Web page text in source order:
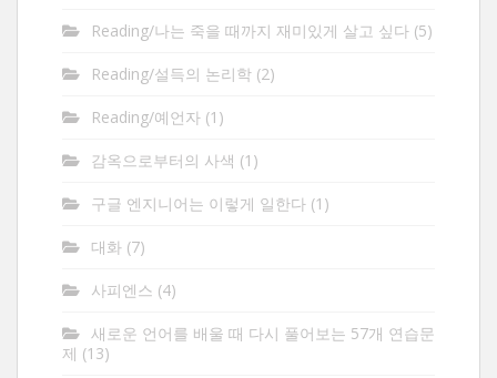
Reading/나는 죽을 때까지 재미있게 살고 싶다 (5)
Reading/설득의 논리학 (2)
Reading/예언자 (1)
감옥으로부터의 사색 (1)
구글 엔지니어는 이렇게 일한다 (1)
대화 (7)
사피엔스 (4)
새로운 언어를 배울 때 다시 풀어보는 57개 연습문
제 (13)